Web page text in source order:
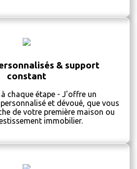
& support
constant
chaque étape - J'offre un
et dévoué, que vous
de votre première maison ou
immobilier.